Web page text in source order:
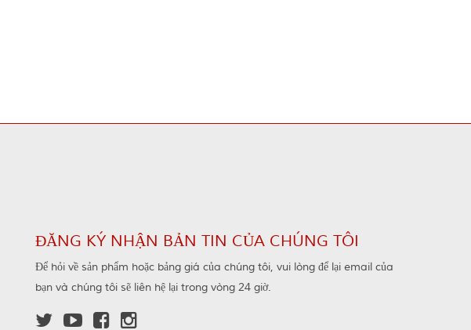
ĐĂNG KÝ NHẬN BẢN TIN CỦA CHÚNG TÔI
Để hỏi về sản phẩm hoặc bảng giá của chúng tôi, vui lòng để lại email của
bạn và chúng tôi sẽ liên hệ lại trong vòng 24 giờ.
   